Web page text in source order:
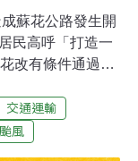
蘇花公路發生開
民高呼「打造一
改有條件通過環
成模範工程，一
居民連署陳情，
交通運輸
風